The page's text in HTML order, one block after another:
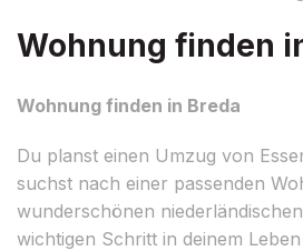
Wohnung finden
Wohnung finden in Breda
Du planst einen Umzug von
suchst nach einer passenden
wunderschönen
wichtigen Schritt in deinem